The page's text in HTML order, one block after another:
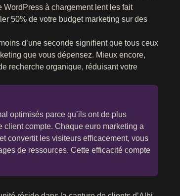
à chargement lent les fait
50% de votre budget marketing sur des
d’une seconde signifient que tous ceux
que vous dépensez. Mieux encore,
recherche organique, réduisant votre
optimisés parce qu’ils ont de plus
client compte. Chaque euro marketing a
convertit les visiteurs efficacement, vous
de ressources. Cette efficacité compte